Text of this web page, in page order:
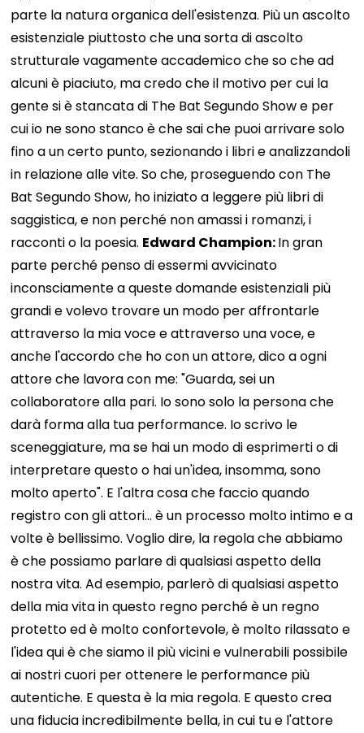
parte la natura organica dell'esistenza. Più un ascolto
esistenziale piuttosto che una sorta di ascolto
strutturale vagamente accademico che so che ad
alcuni è piaciuto, ma credo che il motivo per cui la
gente si è stancata di The Bat Segundo Show e per
cui io ne sono stanco è che sai che puoi arrivare solo
fino a un certo punto, sezionando i libri e analizzandoli
in relazione alle vite. So che, proseguendo con The
Bat Segundo Show, ho iniziato a leggere più libri di
saggistica, e non perché non amassi i romanzi, i
racconti o la poesia. Edward Champion:In gran
parte perché penso di essermi avvicinato
inconsciamente a queste domande esistenziali più
grandi e volevo trovare un modo per affrontarle
attraverso la mia voce e attraverso una voce, e
anche l'accordo che ho con un attore, dico a ogni
attore che lavora con me: "Guarda, sei un
collaboratore alla pari. Io sono solo la persona che
darà forma alla tua performance. Io scrivo le
sceneggiature, ma se hai un modo di esprimerti o di
interpretare questo o hai un'idea, insomma, sono
molto aperto". E l'altra cosa che faccio quando
registro con gli attori... è un processo molto intimo e a
volte è bellissimo. Voglio dire, la regola che abbiamo
è che possiamo parlare di qualsiasi aspetto della
nostra vita. Ad esempio, parlerò di qualsiasi aspetto
della mia vita in questo regno perché è un regno
protetto ed è molto confortevole, è molto rilassato e
l'idea qui è che siamo il più vicini e vulnerabili possibile
ai nostri cuori per ottenere le performance più
autentiche. E questa è la mia regola. E questo crea
una fiducia incredibilmente bella, in cui tu e l'attore